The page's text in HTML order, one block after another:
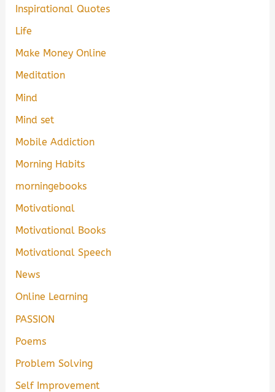
Inspirational Quotes
Life
Make Money Online
Meditation
Mind
Mind set
Mobile Addiction
Morning Habits
morningebooks
Motivational
Motivational Books
Motivational Speech
News
Online Learning
PASSION
Poems
Problem Solving
Self Improvement